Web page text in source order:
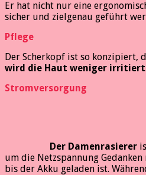
Er hat nicht nur eine
sicher und zielgenau geführt
Pflege
Der Scherkopf ist so konzipiert,
wird die Haut weniger irritiert
Stromversorgung
Der Damenrasierer
um die Netzspannung
bis der Akku geladen ist.